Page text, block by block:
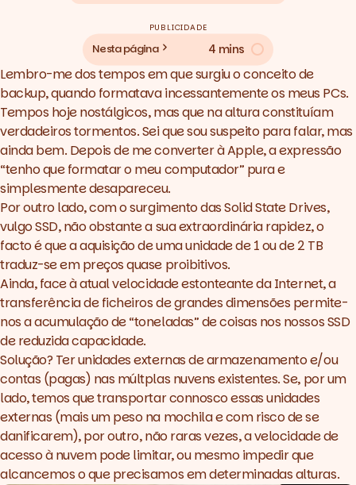
PUBLICIDADE
Nesta página 4 mins
Lembro-me dos tempos em que surgiu o conceito de
backup, quando formatava incessantemente os meus PCs.
Tempos hoje nostálgicos, mas que na altura constituíam
verdadeiros tormentos. Sei que sou suspeito para falar, mas
ainda bem. Depois de me converter à Apple, a expressão
“tenho que formatar o meu computador” pura e
simplesmente desapareceu.
Por outro lado, com o surgimento dasSolid State Drives,
vulgo SSD, não obstante a sua extraordinária rapidez, o
facto é que a aquisição de uma unidade de 1 ou de 2 TB
traduz-se em preços quase proibitivos.
Ainda, face à atual velocidade estonteante da Internet, a
transferência de ficheiros de grandes dimensões permite-
nos a acumulação de “toneladas” de coisas nos nossos SSD
de reduzida capacidade.
Solução? Ter unidades externas de armazenamento e/ou
contas (pagas) nas múltplas nuvens existentes. Se, por um
lado, temos que transportar connosco essas unidades
externas (mais um peso na mochila e com risco de se
danificarem), por outro, não raras vezes, a velocidade de
acesso à nuvem pode limitar, ou mesmo impedir que
alcancemos o que precisamos em determinadas alturas.